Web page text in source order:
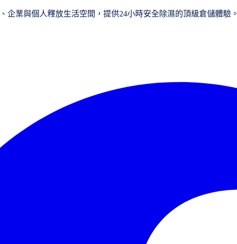
企業與個人釋放生活空間，提供24小時安全除濕的頂級倉儲體驗。